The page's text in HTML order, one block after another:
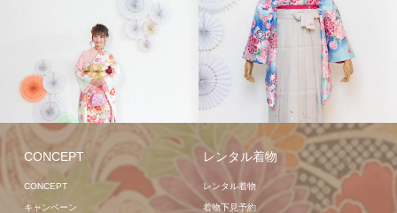
写真ギャラリー
レンタル二尺袖袴 レンタ
CONCEPT
CONCEPT
キャンペーン
レンタル着物
レンタル着物
着物下見予約